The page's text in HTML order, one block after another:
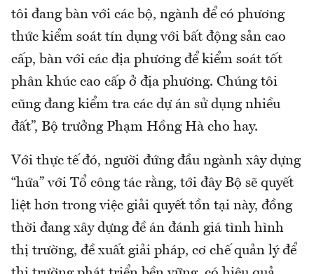
tôi đang bàn với các bộ, ngành để có phương
thức kiểm soát tín dụng với bất động sản cao
cấp, bàn với các địa phương để kiểm soát tốt
phân khúc cao cấp ở địa phương. Chúng tôi
cũng đang kiểm tra các dự án sử dụng nhiều
đất”, Bộ trưởng Phạm Hồng Hà cho hay.
Với thực tế đó, người đứng đầu ngành xây dựng
“hứa” với Tổ công tác rằng, tới đây Bộ sẽ quyết
liệt hơn trong việc giải quyết tồn tại này, đồng
thời đang xây dựng đề án đánh giá tình hình
thị trường, đề xuất giải pháp, cơ chế quản lý để